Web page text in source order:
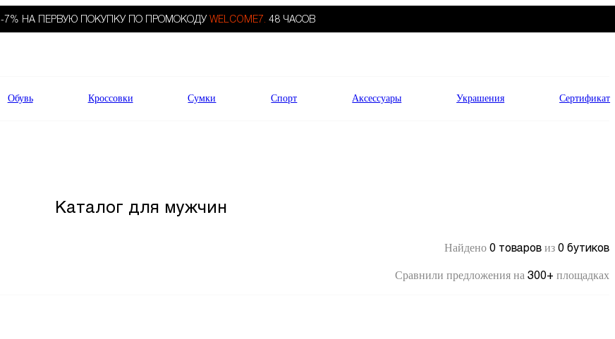
-7% НА ПЕРВУЮ ПОКУПКУ ПО ПРОМОКОДУ WELCOME7. 48 ЧАСОВ
Обувь Кроссовки Сумки Спорт Аксессуары Украшения Сертификат
Каталог для мужчин
Найдено 0 товаров из 0 бутиков
Сравнили предложения на 300+ площадках